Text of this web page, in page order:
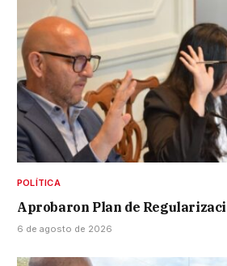
POLÍTICA
Aprobaron Plan de
6 de agosto de 2026